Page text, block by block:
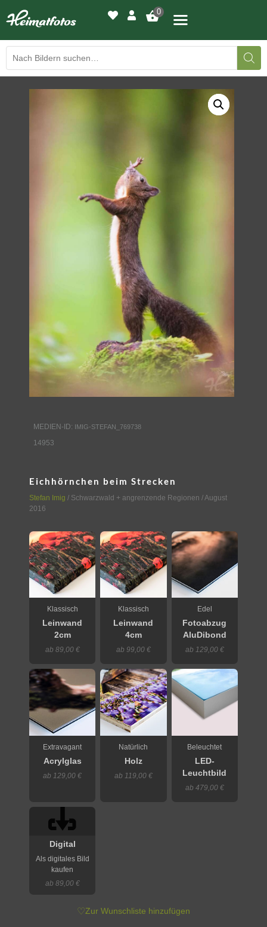
0
WIR DRUCKEN IHR BILD
AUSSTELLUNGEN
HEIMATLICHTER
KONTAKT
MEDIEN-ID: IMIG-STEFAN_769738
14953
Eichhörnchen beim Strecken
Stefan Imig / Schwarzwald + angrenzende Regionen / August
2016
Klassisch
Leinwand
2cm
ab 89,00 €
Klassisch
Leinwand
4cm
ab 99,00 €
Edel
Fotoabzug
AluDibond
ab 129,00 €
Extravagant
Acrylglas
ab 129,00 €
Natürlich
Holz
ab 119,00 €
Beleuchtet
LED-
Leuchtbild
ab 479,00 €
Digital
Als digitales Bild
kaufen
ab 89,00 €
♡Zur Wunschliste hinzufügen